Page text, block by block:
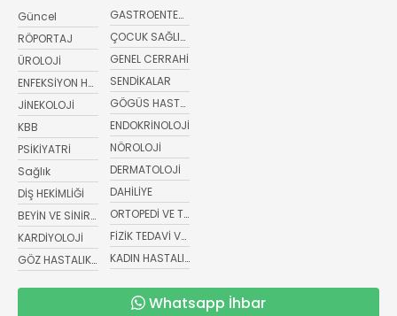
Güncel
RÖPORTAJ
ÜROLOJİ
ENFEKSİYON HASTALIKLARI
JİNEKOLOJİ
KBB
PSİKİYATRİ
Sağlık
DİŞ HEKİMLİĞİ
BEYİN VE SİNİR CERRAHİSİ
KARDİYOLOJİ
GÖZ HASTALIKLARI
GASTROENTEROLOJİ
ÇOCUK SAĞLIĞI VE HASTALIKLARI
GENEL CERRAHİ
SENDİKALAR
GÖGÜS HASTALIKLARI
ENDOKRİNOLOJİ
NÖROLOJİ
DERMATOLOJİ
DAHİLİYE
ORTOPEDİ VE TRAVMATOLOJİ
FİZİK TEDAVİ VE REHABİLİTASYON
KADIN HASTALIKLARI VE DOĞUM
Whatsapp İhbar